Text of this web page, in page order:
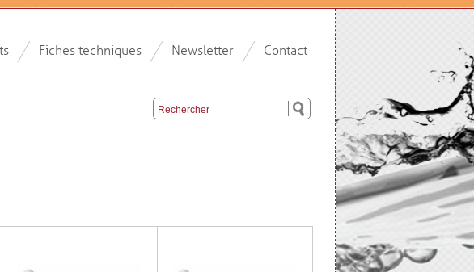
Fiches techniques Newsletter Contact